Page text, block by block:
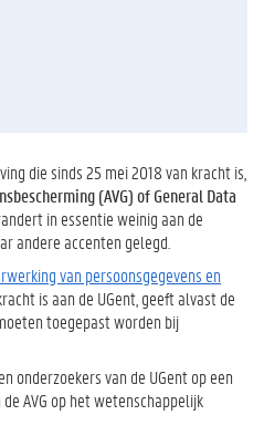
die sinds 25 mei 2018 van kracht is,
(AVG) of General Data
in essentie weinig aan de
andere accenten gelegd.
van persoonsgegevens en
is aan de UGent, geeft alvast de
toegepast worden bij
onderzoekers van de UGent op een
AVG op het wetenschappelijk